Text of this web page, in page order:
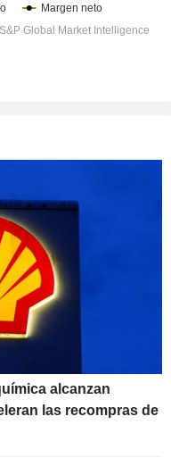
alcanzan
las recompras de